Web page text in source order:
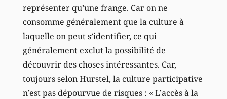
représenter qu’une frange. Car on ne
consomme généralement que la culture à
laquelle on peut s’identifier, ce qui
généralement exclut la possibilité de
découvrir des choses intéressantes. Car,
toujours selon Hurstel, la culture participative
n’est pas dépourvue de risques : « L’accès à la